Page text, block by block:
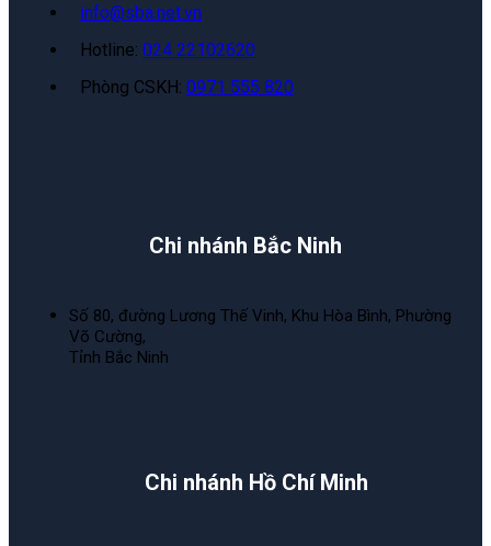
info@sba.net.vn
Hotline: 024 22102620
Phòng CSKH: 0971 555 820
Chi nhánh Bắc Ninh
Số 80, đường Lương Thế Vinh, Khu Hòa Bình, Phường
Võ Cường,
Tỉnh Bắc Ninh
Chi nhánh Hồ Chí Minh